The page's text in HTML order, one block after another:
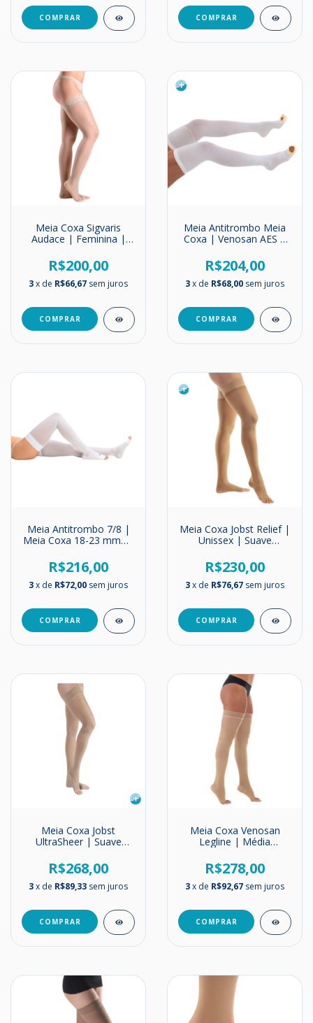
COMPRAR COMPRAR
Meia Coxa Sigvaris
Audace | Feminina |
15-20mmHg
R$200,00
3x de R$66,67 sem juros
COMPRAR
Meia Antitrombo Meia
Coxa | Venosan AES |
R$204,00
3x de R$68,00 sem juros
COMPRAR
Meia Antitrombo 7/8 |
Meia Coxa 18-23 mmHg
R$216,00
3x de R$72,00 sem juros
COMPRAR
Meia Coxa Jobst Relief |
Unissex | Suave
mmHg
R$230,00
3x de R$76,67 sem juros
COMPRAR
Meia Coxa Jobst
UltraSheer | Suave
20mmHg
R$268,00
3x de R$89,33 sem juros
COMPRAR
Meia Coxa Venosan
Legline | Média
30mmHg
R$278,00
3x de R$92,67 sem juros
COMPRAR